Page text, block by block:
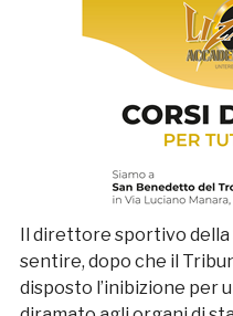
Il direttore sportivo
sentire, dopo che il
disposto l’inibizione per